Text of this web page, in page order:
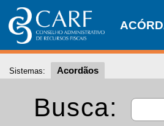
Sistemas: Acordãos
Busca: